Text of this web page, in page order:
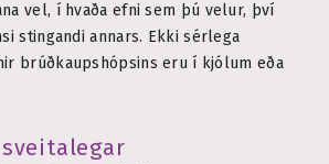
vel, í hvaða efni sem þú velur, því
stingandi annars. Ekki sérlega
brúðkaupshópsins eru í kjólum eða